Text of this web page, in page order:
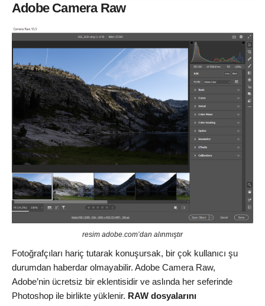
Adobe Camera Raw
resim adobe.com’dan alınmıştır
Fotoğrafçıları hariç tutarak konuşursak, bir çok kullanıcı şu
durumdan haberdar olmayabilir. Adobe Camera Raw,
Adobe’nin ücretsiz bir eklentisidir ve aslında her seferinde
Photoshop ile birlikte yüklenir. RAW dosyalarını